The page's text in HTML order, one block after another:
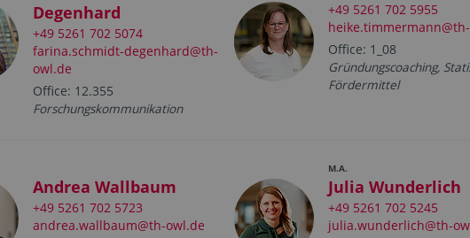
Degenhard
+49 5261 702 5074
farina.schmidt-degenhard@th-
owl.de
Office: 12.355
Forschungskommunikation
+49 5261 702 5955
Office: 1_08
Gründungscoaching,
Fördermittel
Andrea Wallbaum
+49 5261 702 5723
andrea.wallbaum@th-owl.de
M.A.
Julia Wunderlich
+49 5261 702 5245
julia.wunderlich@th-